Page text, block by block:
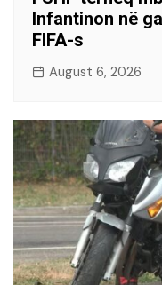
Infantinon në
FIFA-s
August 6, 2026